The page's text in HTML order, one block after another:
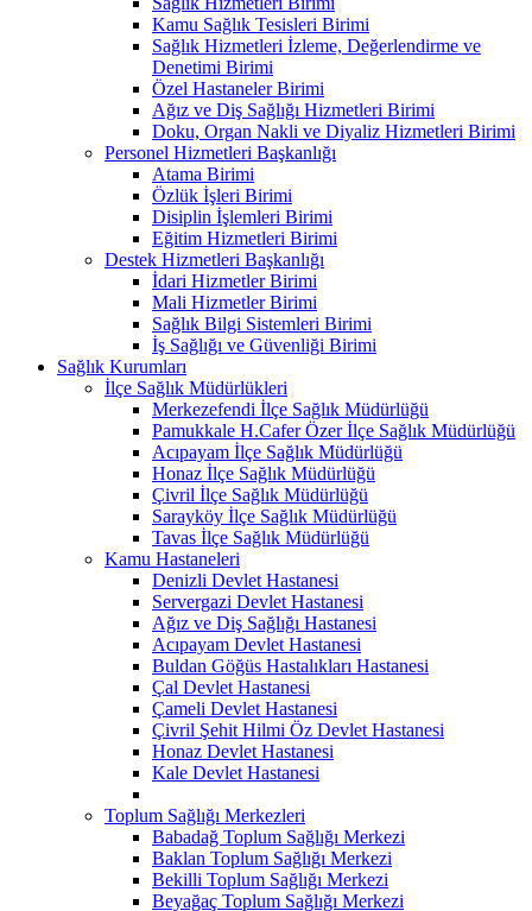
Kamu Sağlık Tesisleri Birimi
Sağlık Hizmetleri İzleme, Değerlendirme ve
Denetimi Birimi
Özel Hastaneler Birimi
Ağız ve Diş Sağlığı Hizmetleri Birimi
Doku, Organ Nakli ve Diyaliz Hizmetleri Birimi
Personel Hizmetleri Başkanlığı
Atama Birimi
Özlük İşleri Birimi
Disiplin İşlemleri Birimi
Eğitim Hizmetleri Birimi
Destek Hizmetleri Başkanlığı
İdari Hizmetler Birimi
Mali Hizmetler Birimi
Sağlık Bilgi Sistemleri Birimi
İş Sağlığı ve Güvenliği Birimi
Sağlık Kurumları
İlçe Sağlık Müdürlükleri
Merkezefendi İlçe Sağlık Müdürlüğü
Pamukkale H.Cafer Özer İlçe Sağlık Müdürlüğü
Acıpayam İlçe Sağlık Müdürlüğü
Honaz İlçe Sağlık Müdürlüğü
Çivril İlçe Sağlık Müdürlüğü
Sarayköy İlçe Sağlık Müdürlüğü
Tavas İlçe Sağlık Müdürlüğü
Kamu Hastaneleri
Denizli Devlet Hastanesi
Servergazi Devlet Hastanesi
Ağız ve Diş Sağlığı Hastanesi
Acıpayam Devlet Hastanesi
Buldan Göğüs Hastalıkları Hastanesi
Çal Devlet Hastanesi
Çameli Devlet Hastanesi
Çivril Şehit Hilmi Öz Devlet Hastanesi
Honaz Devlet Hastanesi
Kale Devlet Hastanesi
Toplum Sağlığı Merkezleri
Babadağ Toplum Sağlığı Merkezi
Baklan Toplum Sağlığı Merkezi
Bekilli Toplum Sağlığı Merkezi
Beyağaç Toplum Sağlığı Merkezi